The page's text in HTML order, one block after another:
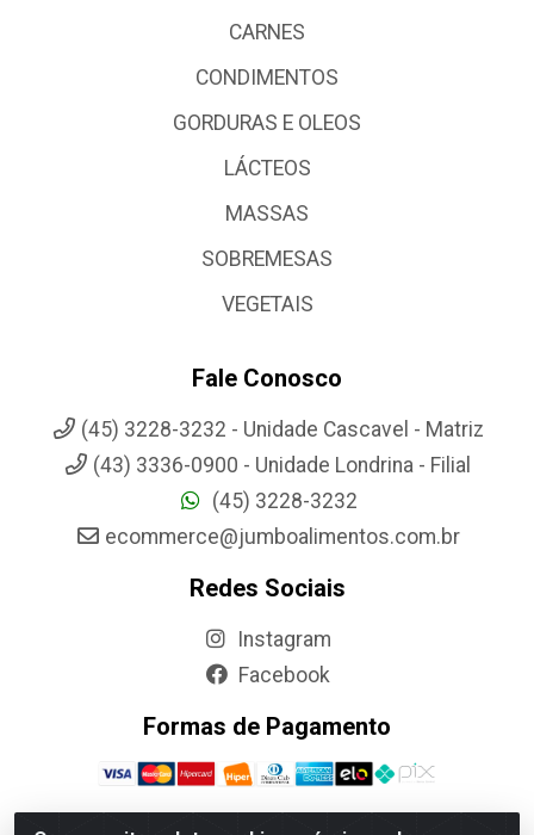
CARNES
CONDIMENTOS
GORDURAS E OLEOS
LÁCTEOS
MASSAS
SOBREMESAS
VEGETAIS
Fale Conosco
(45) 3228-3232 - Unidade Cascavel - Matriz
(43) 3336-0900 - Unidade Londrina - Filial
(45) 3228-3232
ecommerce@jumboalimentos.com.br
Redes Sociais
Instagram
Facebook
Formas de Pagamento